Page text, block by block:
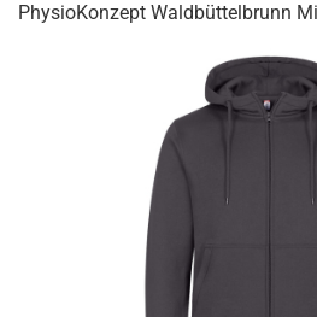
PhysioKonzept Waldbüttelbrunn